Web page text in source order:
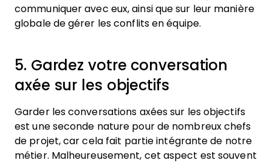
communiquer avec eux, ainsi que sur leur manière
globale de gérer les conflits en équipe.
5. Gardez votre conversation
axée sur les objectifs
Garder les conversations axées sur les objectifs
est une seconde nature pour de nombreux chefs
de projet, car cela fait partie intégrante de notre
métier. Malheureusement, cet aspect est souvent